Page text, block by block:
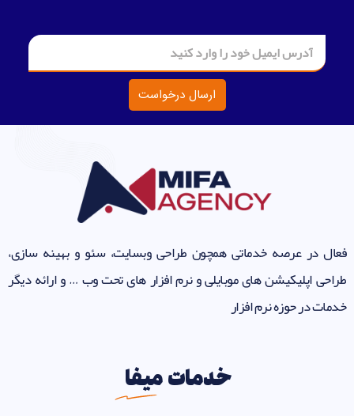
ارسال درخواست
فعال در عرصه خدماتی همچون طراحی وبسایت، سئو و بهینه سازی،
طراحی اپلیکیشن های موبایلی و نرم افزار های تحت وب … و ارائه دیگر
خدمات در حوزه نرم افزار
خدماتمیفا